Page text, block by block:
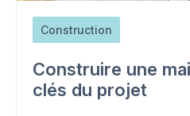
Construction
Construire une
clés du projet